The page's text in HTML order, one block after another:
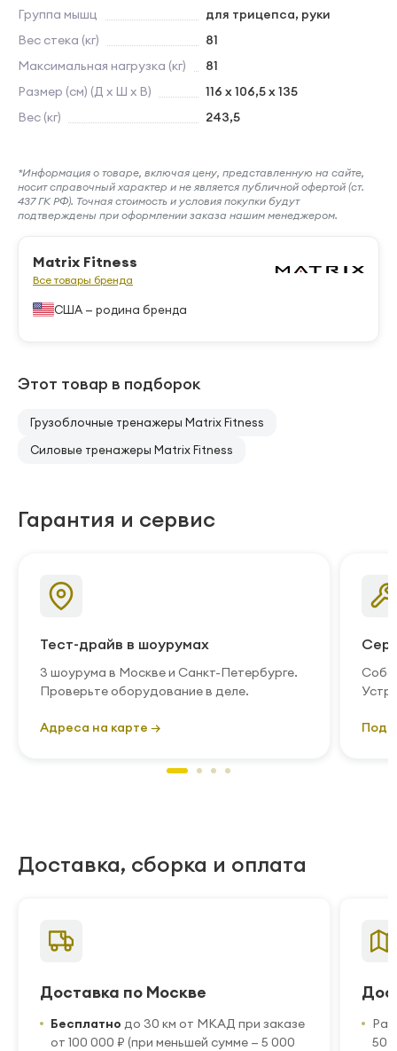
Группа мышц
для трицепса, руки
Вес стека (кг)
81
Максимальная нагрузка (кг)
81
Размер (см) (Д х Ш х В)
116 x 106,5 x 135
Вес (кг)
243,5
*Информация о товаре, включая цену, представленную на сайте,
носит справочный характер и не является публичной офертой (ст.
437 ГК РФ). Точная стоимость и условия покупки будут
подтверждены при оформлении заказа нашим менеджером.
Matrix Fitness
Все товары бренда
США — родина бренда
Этот товар в подборок
Грузоблочные тренажеры Matrix Fitness
Силовые тренажеры Matrix Fitness
Гарантия и сервис
Тест-драйв в шоурумах
3 шоурума в Москве и Санкт-Петербурге.
Проверьте оборудование в деле.
Адреса на карте →
Доставка, сборка и оплата
Доставка по Москве
Бесплатно до 30 км от МКАД при заказе
от 100 000 ₽ (при меньшей сумме — 5 000
50